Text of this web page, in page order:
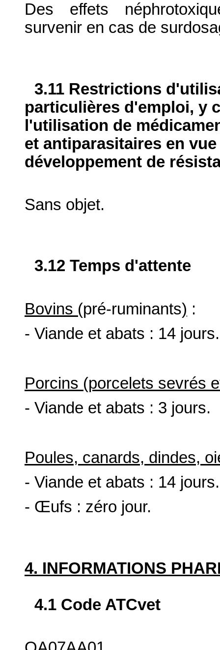
Des effets
survenir en cas de
3.11 Restrictions
particulières d'emploi, y
l'utilisation de
et antiparasitaires en
développement de
Sans objet.
3.12 Temps d'attente
Bovins (pré-ruminants) :
- Viande et abats : 14 jours.
Porcins (porcelets sevrés
- Viande et abats : 3 jours.
Poules, canards, dindes,
- Viande et abats : 14 jours.
- Œufs : zéro jour.
4. INFORMATIONS
4.1 Code ATCvet